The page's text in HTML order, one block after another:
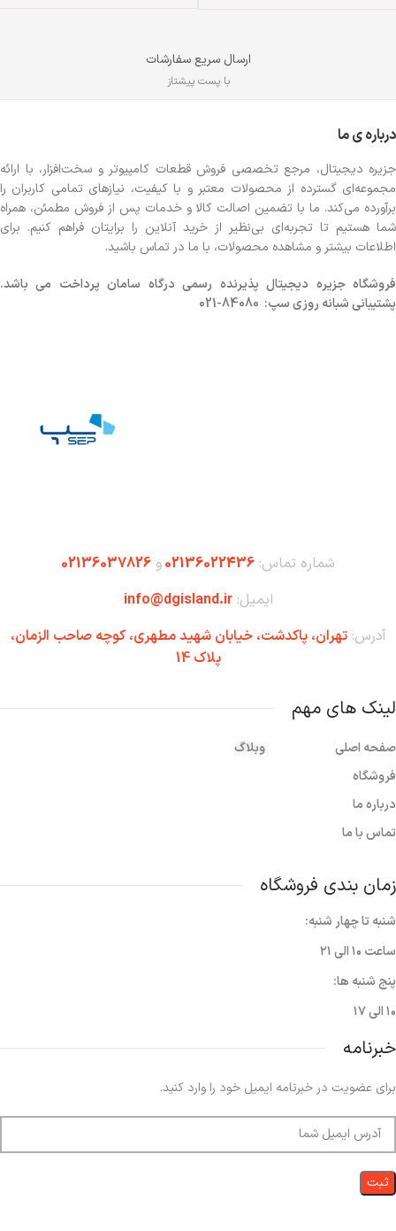
ارسال سریع سفارشات
با پست پیشتاز
درباره ی ما
جزیره دیجیتال، مرجع تخصصی فروش قطعات کامپیوتر و سخت‌افزار، با ارائه
مجموعه‌ای گسترده از محصولات معتبر و با کیفیت، نیازهای تمامی کاربران را
برآورده می‌کند. ما با تضمین اصالت کالا و خدمات پس از فروش مطمئن، همراه
شما هستیم تا تجربه‌ای بی‌نظیر از خرید آنلاین را برایتان فراهم کنیم. برای
اطلاعات بیشتر و مشاهده محصولات، با ما در تماس باشید.
فروشگاهجزیره دیجیتال پذیرنده رسمی درگاه سامان پرداخت می باشد.
پشتیبانی شبانه روزی سپ: 84080-021
شماره تماس: 02136022436و 02136037826
ایمیل:info@dgisland.ir
آدرس:تهران،‌ پاکدشت، خیابان شهید مطهری، کوچه صاحب الزمان،
پلاک 14
لینک های مهم
صفحه اصلی
فروشگاه
درباره ما
تماس با ما
وبلاگ
زمان بندی فروشگاه
شنبه تا چهار شنبه:
ساعت ۱۰ الی ۲۱
پنج شنبه ها:
۱۰ الی ۱۷
خبرنامه
برای عضویت در خبرنامه ایمیل خود را وارد کنید.